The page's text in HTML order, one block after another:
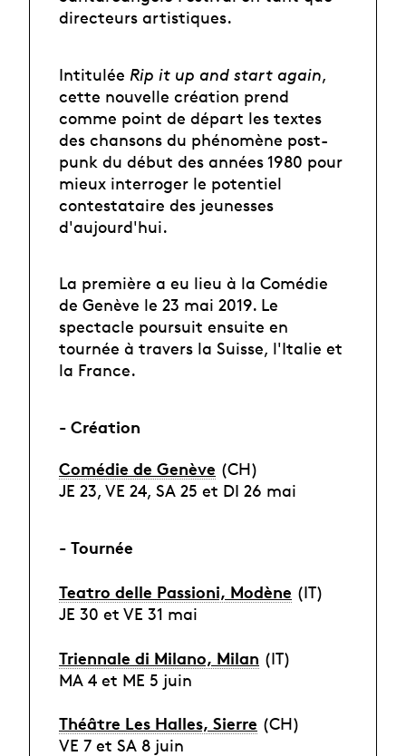
directeurs artistiques.
Intitulée Rip it up and start again,
cette nouvelle création prend
comme point de départ les textes
des chansons du phénomène post-
punk du début des années 1980 pour
mieux interroger le potentiel
contestataire des jeunesses
d'aujourd'hui.
La première a eu lieu à la Comédie
de Genève le 23 mai 2019. Le
spectacle poursuit ensuite en
tournée à travers la Suisse, l'Italie et
la France.
- Création
Comédie de Genève (CH)
JE 23, VE 24, SA 25 et DI 26 mai
- Tournée
Teatro delle Passioni, Modène (IT)
JE 30 et VE 31 mai
Triennale di Milano, Milan (IT)
MA 4 et ME 5 juin
Théâtre Les Halles, Sierre (CH)
VE 7 et SA 8 juin